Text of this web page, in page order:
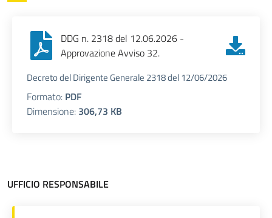
DDG n. 2318 del 12.06.2026 -
Approvazione Avviso 32.
Decreto del Dirigente Generale 2318 del 12/06/2026
Formato: PDF
Dimensione: 306,73 KB
UFFICIO RESPONSABILE